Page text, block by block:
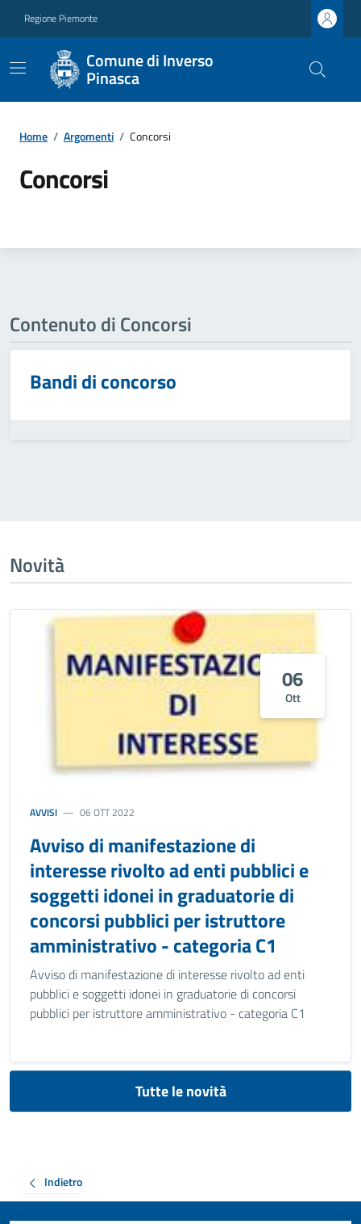
Regione Piemonte
Comune di Inverso
Pinasca
Home / Argomenti / Concorsi
Concorsi
Contenuto di Concorsi
Bandi di concorso
Novità
06
Ott
AVVISI 06 OTT 2022
Avviso di manifestazione di
interesse rivolto ad enti pubblici e
soggetti idonei in graduatorie di
concorsi pubblici per istruttore
amministrativo - categoria C1
Avviso di manifestazione di interesse rivolto ad enti
pubblici e soggetti idonei in graduatorie di concorsi
pubblici per istruttore amministrativo - categoria C1
Tutte le novità
Indietro